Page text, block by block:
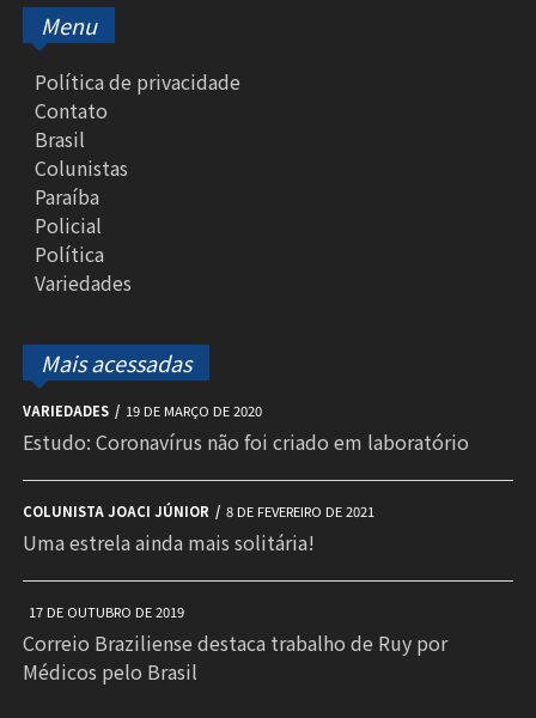
Menu
Política de privacidade
Contato
Brasil
Colunistas
Paraíba
Policial
Política
Variedades
Mais acessadas
VARIEDADES 19 DE MARÇO DE 2020
Estudo: Coronavírus não foi criado em laboratório
COLUNISTA JOACI JÚNIOR 8 DE FEVEREIRO DE 2021
Uma estrela ainda mais solitária!
17 DE OUTUBRO DE 2019
Correio Braziliense destaca trabalho de Ruy por
Médicos pelo Brasil